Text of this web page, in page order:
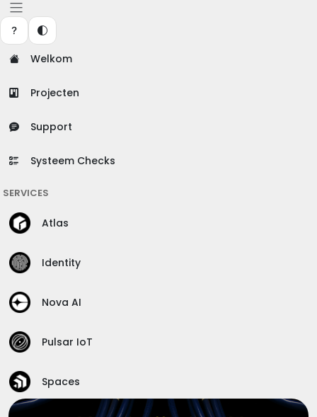
Welkom
Projecten
Support
Systeem Checks
SERVICES
Atlas
Identity
Nova AI
Pulsar IoT
Spaces